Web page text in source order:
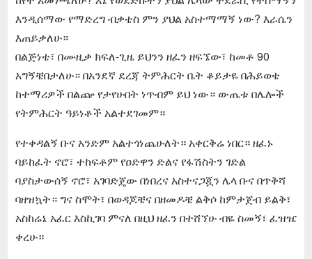
እንዲሰማው የማድረግ ብቃቴስ ምን ያህል አስተማማኝ ነው? እራሴን
እጠይቃለሁ።
በልጅነቴ፣ በሙዚቃ ክፍለ-ጊዜ ይህንን ዘፈን ዘፍኜው፣ ከመቶ 90
አግኝቼበታለሁ። በአንደኛ ደረጃ ትምሕርት ቤት ቆይታዬ በሕይወቴ
ከተማሪዎች በልጬ የታየሁበት ነጥብም ይህ ነው። ውጤቱ በሌሎች
የትምሕርት ዓይነቶች አልተደገመም።
የተቀዳልኝ ቡና አንድም አልተጎነጨሁለት። አቀርቅሬ ነበር። ዘፈኑ
ባይከፈት ኖሮ፣ ተከፍቶም የዐድዋን ድልና የፋሽስትን ገድል
ባያስታውሰኝ ኖሮ፣ አገባድጄው በነበረና አስተናጋጇን ሌላ ቡና በጥቅሻ
ባዘዝኳት። ግና ስሞት፣ በወዳጆቼና በዘመዶቼ ልቅሶ ከምታጀብ ይልቅ፣
አስከሬኔ አፈር እስኪገባ ምናለ በዚህ ዘፈን በተሸኘሁ ብዬ ስመኝ፣ ፈዝዤ
ቀረሁ።